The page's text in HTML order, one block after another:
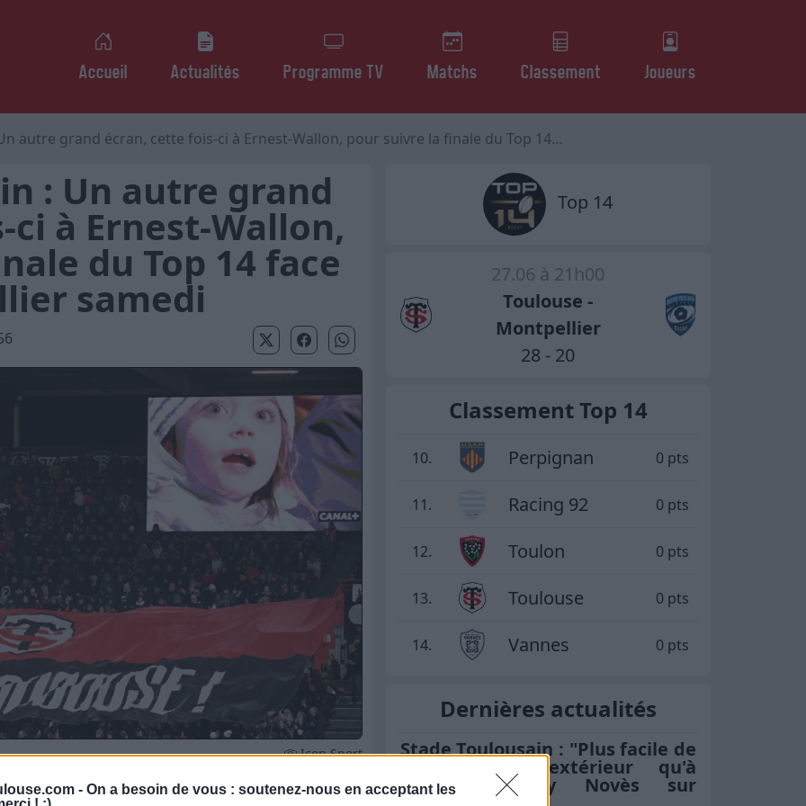
- On a besoin de vous : soutenez-nous en acceptant les
Accueil Actualités Programme TV Matchs Classement Joueurs
grand écran, cette fois-ci à Ernest-Wallon, pour suivre la finale du Top 14 face Montpellier samedi
: Un autre grand
à Ernest-Wallon,
du Top 14 face
samedi
Icon Sport
Top 14 entre le Stade Toulousain et
Top 14
27.06 à 21h00
Toulouse -
Montpellier
28 - 20
Classement Top 14
10. Perpignan 0 pts
11. Racing 92 0 pts
12. Toulon 0 pts
13. Toulouse 0 pts
14. Vannes 0 pts
Dernières actualités
Stade Toulousain : "Plus facile de
négocier à l'extérieur qu'à
Toulouse", Guy Novès sur